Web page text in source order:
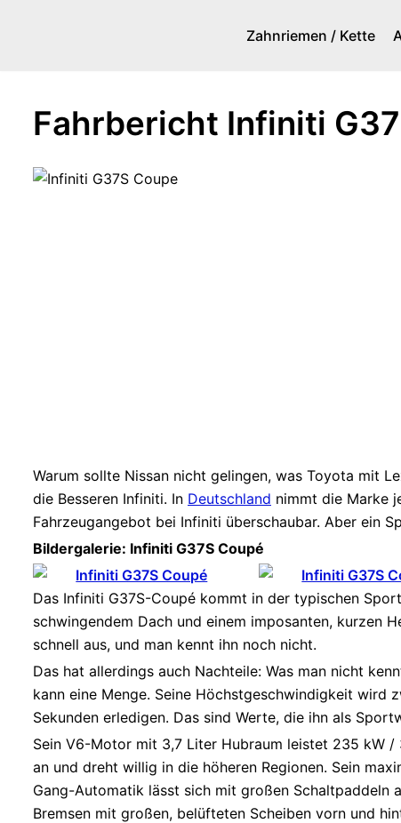
Zahnriemen / Kette
Fahrbericht Infiniti
Warum sollte Nissan nicht gelingen, was Toyota mit
die Besseren Infiniti. In Deutschland nimmt die Marke
Fahrzeugangebot bei Infiniti überschaubar. Aber ein
Bildergalerie: Infiniti G37S Coupé
Das Infiniti G37S-Coupé kommt in der typischen
schwingendem Dach und einem imposanten, kurzen
schnell aus, und man kennt ihn noch nicht.
Das hat allerdings auch Nachteile: Was man nicht
kann eine Menge. Seine Höchstgeschwindigkeit wird
Sekunden erledigen. Das sind Werte, die ihn als
Sein V6-Motor mit 3,7 Liter Hubraum leistet 235 kW
an und dreht willig in die höheren Regionen. Sein
Gang-Automatik lässt sich mit großen Schaltpaddeln
Bremsen mit großen, belüfteten Scheiben vorn und